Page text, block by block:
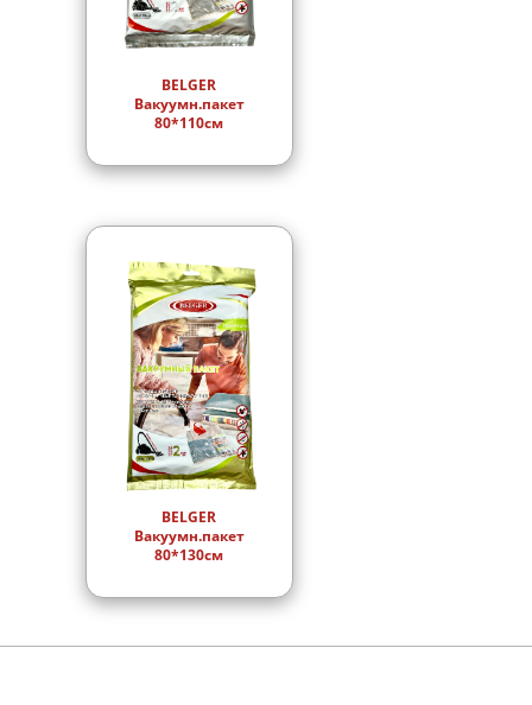
BELGER
Вакуумн.пакет
80*110см
BELGER
Вакуумн.пакет
80*130см